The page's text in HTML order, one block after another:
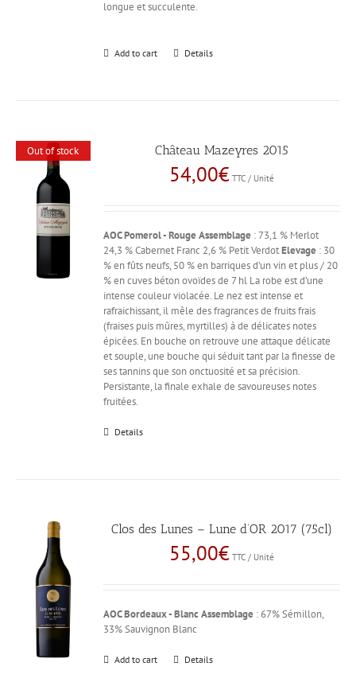
longue et succulente.
Add to cart Details
Out of stock Château Mazeyres 2015
54,00€ TTC / Unité
AOC Pomerol - Rouge Assemblage : 73,1 % Merlot
24,3 % Cabernet Franc 2,6 % Petit VerdotElevage : 30
% en fûts neufs, 50 % en barriques d’un vin et plus / 20
% en cuves béton ovoïdes de 7 hl La robe est d’une
intense couleur violacée. Le nez est intense et
rafraichissant, il mêle des fragrances de fruits frais
(fraises puis mûres, myrtilles) à de délicates notes
épicées. En bouche on retrouve une attaque délicate
et souple, une bouche qui séduit tant par la finesse de
ses tannins que son onctuosité et sa précision.
Persistante, la finale exhale de savoureuses notes
fruitées.
Details
Clos des Lunes – Lune d’OR 2017 (75cl)
55,00€ TTC / Unité
AOC Bordeaux - Blanc Assemblage : 67% Sémillon,
33% Sauvignon Blanc
Add to cart Details